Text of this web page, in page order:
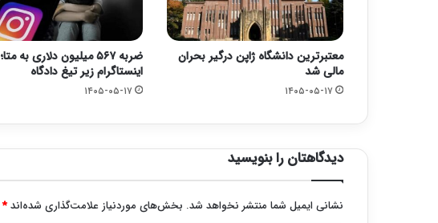
معتبرترین دانشگاه ژاپن درگیر بحران
مالی شد
۱۴۰۵-۰۵-۱۷
ضربه ۵۶۷ میلیون دلاری به متا؛
اینستاگرام زیر تیغ دادگاه
۱۴۰۵-۰۵-۱۷
دیدگاهتان را بنویسید
نشانی ایمیل شما منتشر نخواهد شد. بخش‌های موردنیاز علامت‌گذاری شده‌اند*